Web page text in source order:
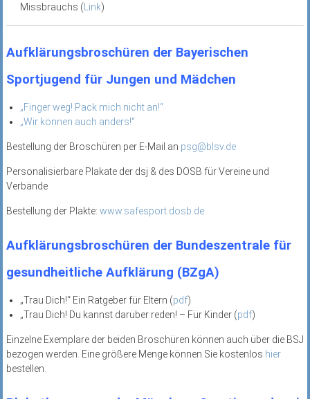
Missbrauchs ( Link)
Aufklärungsbroschüren der Bayerischen
Sportjugend für Jungen und Mädchen
„Finger weg! Pack mich nicht an!“
„Wir können auch anders!“
Bestellung der Broschüren per E-Mail an psg@blsv.de
Personalisierbare Plakate der dsj & des DOSB für Vereine und
Verbände
Bestellung der Plakte: www.safesport.dosb.de
Aufklärungsbroschüren der Bundeszentrale für
gesundheitliche Aufklärung (BZgA)
„Trau Dich!“ Ein Ratgeber für Eltern (pdf)
„Trau Dich! Du kannst darüber reden! – Für Kinder (pdf)
Einzelne Exemplare der beiden Broschüren können auch über die BSJ
bezogen werden. Eine größere Menge können Sie kostenlos hier
bestellen.